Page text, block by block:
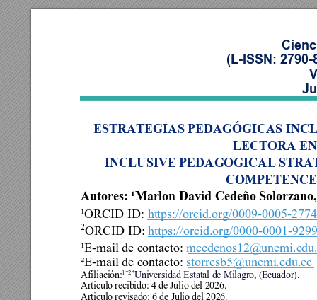
(L-ISSN:
ESTRATEGIAS PEDAGÓGICAS
LECTORA
INCLUSIVE PEDAGOGICAL
Autores: ¹Marlon David Cedeño
¹ORCID ID: https://orcid.org/0009-0005-
2ORCID ID: https://orcid.org/0000-0001-
¹E-mail de contacto:
²E-mail de contacto: storresb5@unemi.edu.ec
Afiliación:1*2*Universidad Estatal de Milagro, (Ecuador).
Articulo recibido: 4 de Julio del 2026.
Articulo revisado: 6 de Julio del 2026.